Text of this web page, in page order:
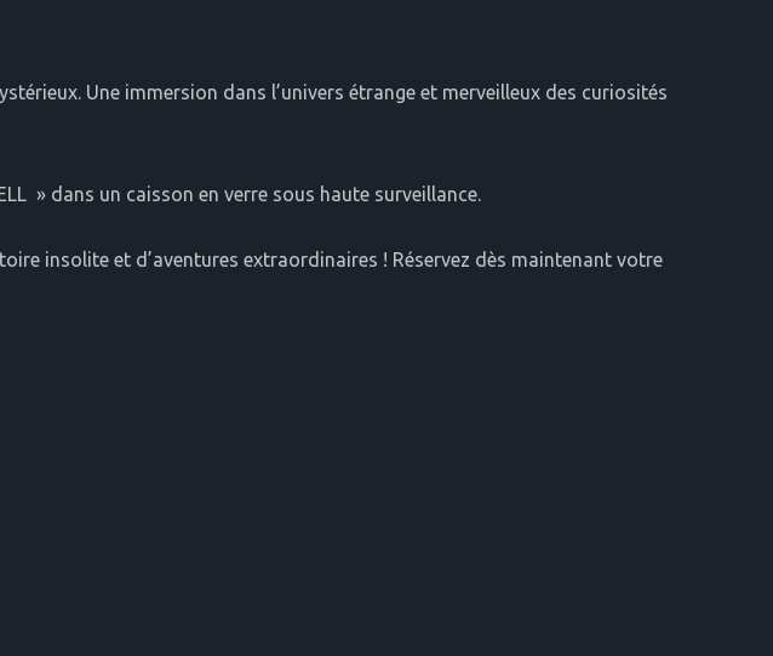
Une immersion dans l’univers étrange et merveilleux des curiosités
» dans un caisson en verre sous haute surveillance.
insolite et d’aventures extraordinaires ! Réservez dès maintenant votre